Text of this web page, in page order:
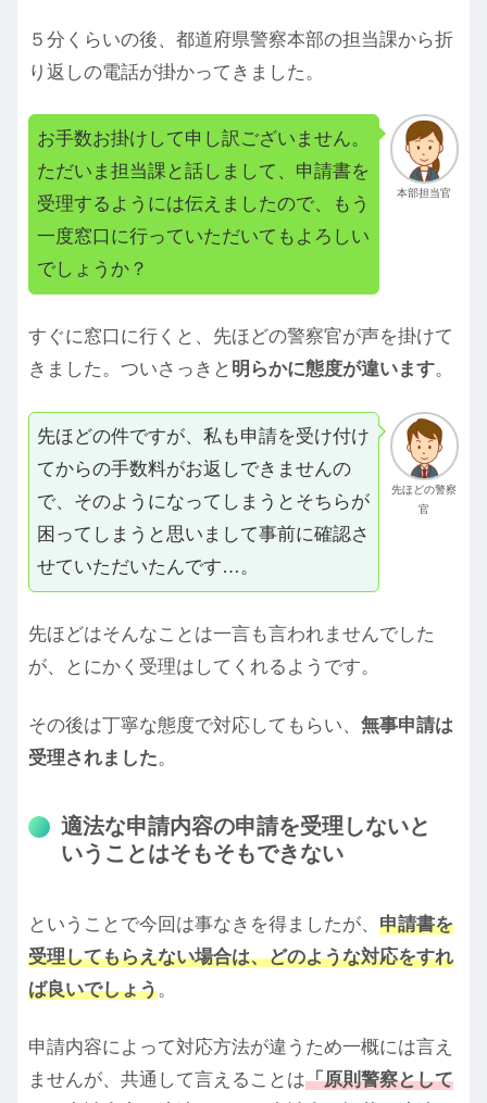
５分くらいの後、都道府県警察本部の担当課から折
り返しの電話が掛かってきました。
本部担当官
お手数お掛けして申し訳ございません。
ただいま担当課と話しまして、申請書を
受理するようには伝えましたので、もう
一度窓口に行っていただいてもよろしい
でしょうか？
すぐに窓口に行くと、先ほどの警察官が声を掛けて
きました。ついさっきと 明らかに態度が違います。
先ほどの警察
官
先ほどの件ですが、私も申請を受け付け
てからの手数料がお返しできませんの
で、そのようになってしまうとそちらが
困ってしまうと思いまして事前に確認さ
せていただいたんです…。
先ほどはそんなことは一言も言われませんでした
が、とにかく受理はしてくれるようです。
その後は丁寧な態度で対応してもらい、 無事申請は
受理されました。
適法な申請内容の申請を受理しないと
いうことはそもそもできない
ということで今回は事なきを得ましたが、 申請書を
受理してもらえない場合は、どのような対応をすれ
ば良いでしょう。
申請内容によって対応方法が違うため一概には言え
ませんが、共通して言えることは「原則警察として